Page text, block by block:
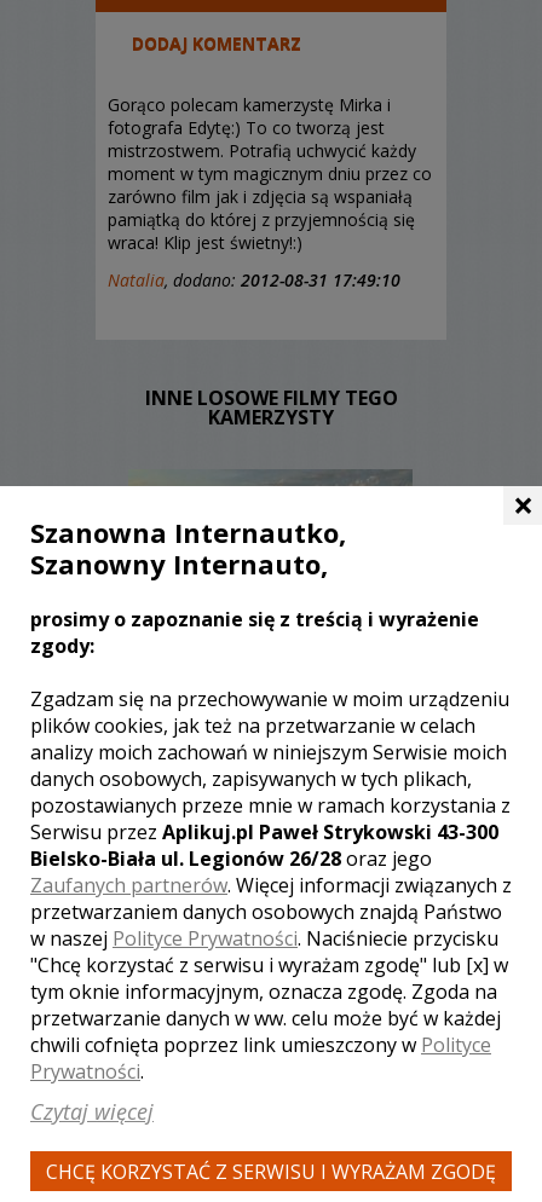
DODAJ KOMENTARZ
Gorąco polecam kamerzystę Mirka i
fotografa Edytę:) To co tworzą jest
mistrzostwem. Potrafią uchwycić każdy
moment w tym magicznym dniu przez co
zarówno film jak i zdjęcia są wspaniałą
pamiątką do której z przyjemnością się
wraca! Klip jest świetny!:)
Natalia, dodano: 2012-08-31 17:49:10
INNE LOSOWE FILMY TEGO
KAMERZYSTY
WYŚWIETLEŃ:1498
KOMENTARZY:0
×
Szanowna Internautko,
Szanowny Internauto,
prosimy o zapoznanie się z treścią i wyrażenie
zgody:
Zgadzam się na przechowywanie w moim urządzeniu
plików cookies, jak też na przetwarzanie w celach
analizy moich zachowań w niniejszym Serwisie moich
danych osobowych, zapisywanych w tych plikach,
pozostawianych przeze mnie w ramach korzystania z
Serwisu przez Aplikuj.pl Paweł Strykowski 43-300
Bielsko-Biała ul. Legionów 26/28oraz jego
Zaufanych partnerów. Więcej informacji związanych z
przetwarzaniem danych osobowych znajdą Państwo
w naszej Polityce Prywatności. Naciśniecie przycisku
"Chcę korzystać z serwisu i wyrażam zgodę" lub [x] w
tym oknie informacyjnym, oznacza zgodę. Zgoda na
przetwarzanie danych w ww. celu może być w każdej
chwili cofnięta poprzez link umieszczony w Polityce
Prywatności.
Czytaj więcej
CHCĘ KORZYSTAĆ Z SERWISU I WYRAŻAM ZGODĘ